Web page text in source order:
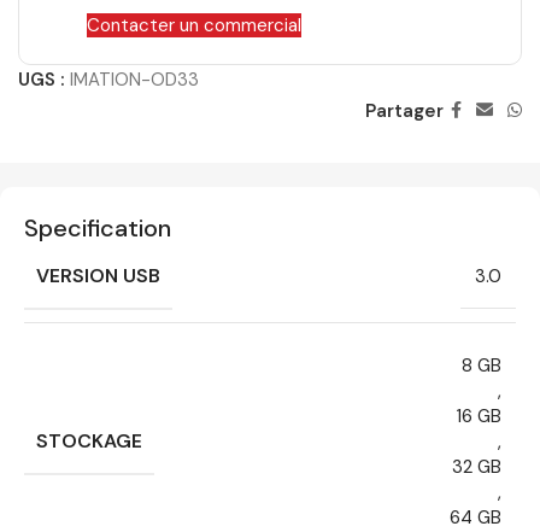
Contacter un commercial
UGS : IMATION-OD33
Partager
Specification
VERSION USB 3.0
STOCKAGE
8 GB
,
16 GB
,
32 GB
,
64 GB